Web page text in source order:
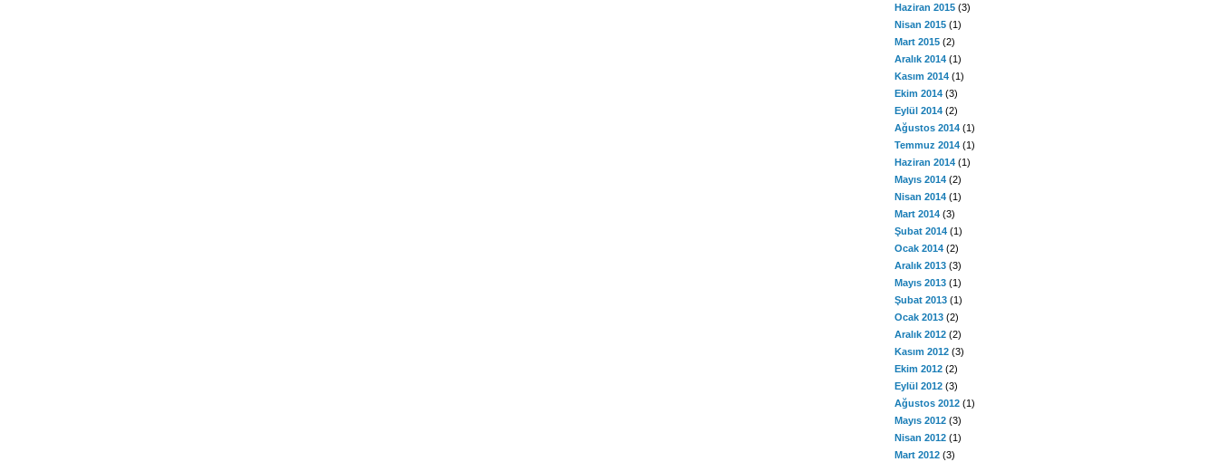
Haziran 2015 (3)
Nisan 2015 (1)
Mart 2015 (2)
Aralık 2014 (1)
Kasım 2014 (1)
Ekim 2014 (3)
Eylül 2014 (2)
Ağustos 2014 (1)
Temmuz 2014 (1)
Haziran 2014 (1)
Mayıs 2014 (2)
Nisan 2014 (1)
Mart 2014 (3)
Şubat 2014 (1)
Ocak 2014 (2)
Aralık 2013 (3)
Mayıs 2013 (1)
Şubat 2013 (1)
Ocak 2013 (2)
Aralık 2012 (2)
Kasım 2012 (3)
Ekim 2012 (2)
Eylül 2012 (3)
Ağustos 2012 (1)
Mayıs 2012 (3)
Nisan 2012 (1)
Mart 2012 (3)